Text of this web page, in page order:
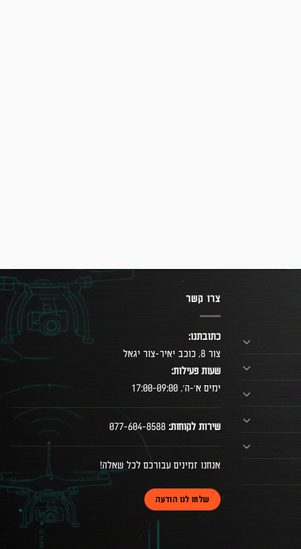
צרו קשר
כתובתנו:
צור 8, כוכב יאיר-צור יגאל
שעות פעילות:
ימים א׳-ה׳, 17:00-09:00
שירות לקוחות:
אנחנו זמינים עבורכם לכל שאלה!
שלחו לנו הודעה